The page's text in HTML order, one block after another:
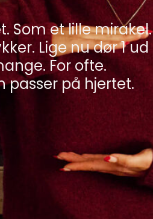
Som et lille mirakel.
Lige nu dør 1 ud
For ofte.
passer på hjertet.